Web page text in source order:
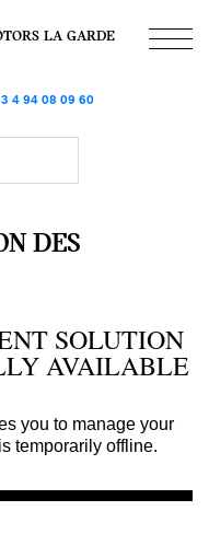
LA GARDE
4 94 08 09 60
DES